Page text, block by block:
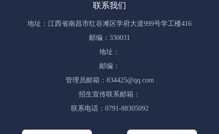
联系我们
地址：江西省南昌市红谷滩区学府大道999号学工楼416
邮编：330031
地址：
邮编：
管理员邮箱：834425@qq.com
招生宣传联系邮箱：
联系电话：0791-88305092